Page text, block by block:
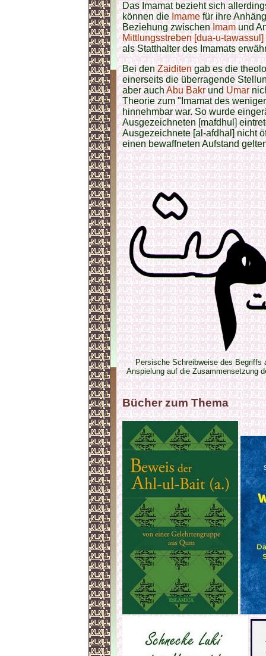
Das Imamat bezieht sich
können dieImamefür ihre
Beziehung zwischenImamund
Mittlungsstreben [dua-u-tawassul]
als Statthalter des Imamats
Bei denZaiditengab es die
einerseits die überragende
aber auchAbu BakrundUmar
Theorie zum "Imamat des
hinnehmbar war. So wurde
Ausgezeichneten [mafdhul]
Ausgezeichnete [al-afdhal] nicht
einen bewaffneten Aufstand
Persische Schreibweise des Begriffs
Anspielung auf die Zusammensetzung
Bücher zum Thema